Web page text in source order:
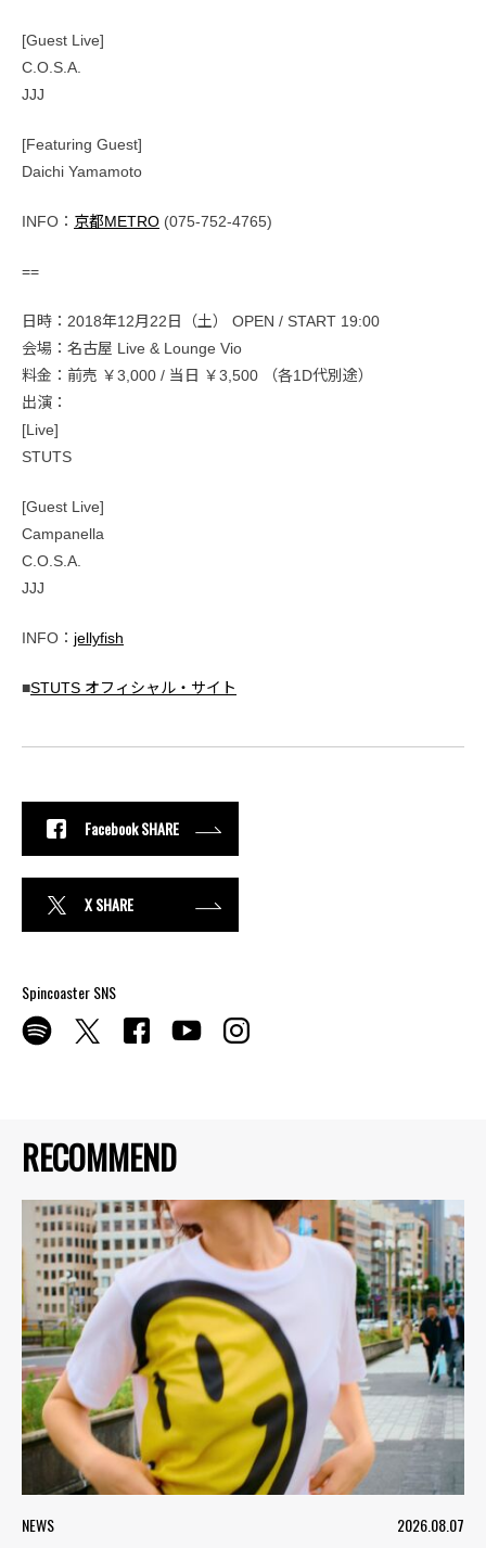
RECOMMEND
NEWS 2026.08.07
[Guest Live]
C.O.S.A.
JJJ
[Featuring Guest]
Daichi Yamamoto
INFO： 京都METRO (075-752-4765)
==
日時：2018年12月22日（土） OPEN / START 19:00
会場：名古屋 Live & Lounge Vio
料金：前売 ￥3,000 / 当日 ￥3,500 （各1D代別途）
出演：
[Live]
STUTS
[Guest Live]
Campanella
C.O.S.A.
JJJ
INFO： jellyfish
■STUTS オフィシャル・サイト
Facebook SHARE
X SHARE
Spincoaster SNS